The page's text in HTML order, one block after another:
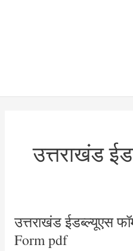
उत्तराखंड
उत्तराखंड ईडब्ल्यूएस
Form pdf